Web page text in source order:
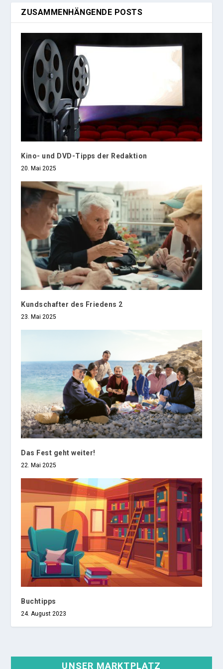
ZUSAMMENHÄNGENDE POSTS
Kino- und DVD-Tipps der Redaktion
20. Mai 2025
Kundschafter des Friedens 2
23. Mai 2025
Das Fest geht weiter!
22. Mai 2025
Buchtipps
24. August 2023
UNSER MARKTPLATZ